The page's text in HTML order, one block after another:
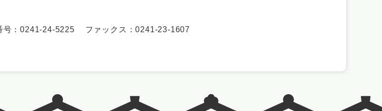
号：0241-24-5225 ファックス：0241-23-1607